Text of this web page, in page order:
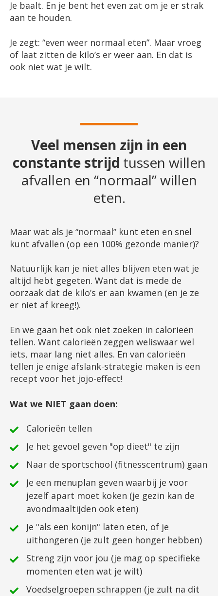
Je baalt. En je bent het even zat om je er strak
aan te houden.
Je zegt: “even weer normaal eten”. Maar vroeg
of laat zitten de kilo’s er weer aan. En dat is
ook niet wat je wilt.
Veel mensen zijn in een
constante strijd tussen willen
afvallen en “normaal” willen
eten.
Maar wat als je “normaal” kunt eten en snel
kunt afvallen (op een 100% gezonde manier)?
Natuurlijk kan je niet alles blijven eten wat je
altijd hebt gegeten. Want dat is mede de
oorzaak dat de kilo’s er aan kwamen (en je ze
er niet af kreeg!).
En we gaan het ook niet zoeken in calorieën
tellen. Want calorieën zeggen weliswaar wel
iets, maar lang niet alles. En van calorieën
tellen je enige afslank-strategie maken is een
recept voor het jojo-effect!
Wat we NIET gaan doen:
Calorieën tellen
​Je het gevoel geven "op dieet" te zijn
​Naar de sportschool (fitnesscentrum) gaan
​Je een menuplan geven waarbij je voor
jezelf apart moet koken (je gezin kan de
avondmaaltijden ook eten)
​Je "als een konijn" laten eten, of je
uithongeren (je zult geen honger hebben)
​Streng zijn voor jou (je mag op specifieke
momenten eten wat je wilt)
​Voedselgroepen schrappen (je zult na dit